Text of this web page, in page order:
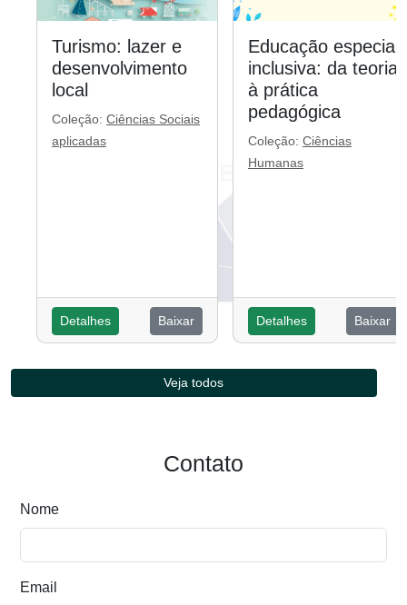
Turismo: lazer e
desenvolvimento
local
Coleção: Ciências Sociais
aplicadas
Detalhes Baixar
Educação especial
inclusiva: da teoria
à prática
pedagógica
Coleção: Ciências
Humanas
Detalhes Baixar
Veja todos
Contato
Nome
Email